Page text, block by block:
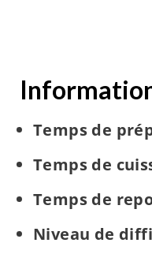
Temps de
Temps de
Temps de
Niveau de